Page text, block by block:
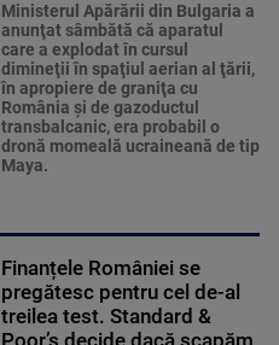
Ministerul Apărării din Bulgaria a
anunţat sâmbătă că aparatul
care a explodat în cursul
dimineţii în spaţiul aerian al ţării,
în apropiere de graniţa cu
România şi de gazoductul
transbalcanic, era probabil o
dronă momeală ucraineană de tip
Maya.
Finanțele României se
pregătesc pentru cel de-al
treilea test. Standard &